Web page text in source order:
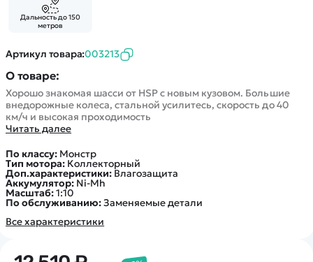
Дальность до 150
метров
Артикул товара:003213
О товаре:
Хорошо знакомая шасси от HSP с новым кузовом. Большие
внедорожные колеса, стальной усилитесь, скорость до 40
км/ч и высокая проходимость
Читать далее
По классу: Монстр
Тип мотора: Коллекторный
Доп.характеристики: Влагозащита
Аккумулятор: Ni-Mh
Масштаб:1:10
По обслуживанию:Заменяемые детали
Все характеристики